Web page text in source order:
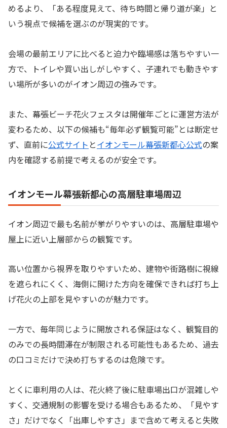
めるより、「ある程度見えて、待ち時間と帰り道が楽」と
いう視点で候補を選ぶのが現実的です。
会場の最前エリアに比べると迫力や臨場感は落ちやすい一
方で、トイレや買い出しがしやすく、子連れでも動きやす
い場所が多いのがイオン周辺の強みです。
また、幕張ビーチ花火フェスタは開催年ごとに運営方法が
変わるため、以下の候補も“毎年必ず観覧可能”とは断定せ
ず、直前に公式サイト とイオンモール幕張新都心公式の案
内を確認する前提で考えるのが安全です。
イオンモール幕張新都心の高層駐車場周辺
イオン周辺で最も名前が挙がりやすいのは、高層駐車場や
屋上に近い上層部からの観覧です。
高い位置から視界を取りやすいため、建物や街路樹に視線
を遮られにくく、海側に開けた方向を確保できれば打ち上
げ花火の上部を見やすいのが魅力です。
一方で、毎年同じように開放される保証はなく、観覧目的
のみでの長時間滞在が制限される可能性もあるため、過去
の口コミだけで決め打ちするのは危険です。
とくに車利用の人は、花火終了後に駐車場出口が混雑しや
すく、交通規制の影響を受ける場合もあるため、「見やす
さ」だけでなく「出庫しやすさ」まで含めて考えると失敗